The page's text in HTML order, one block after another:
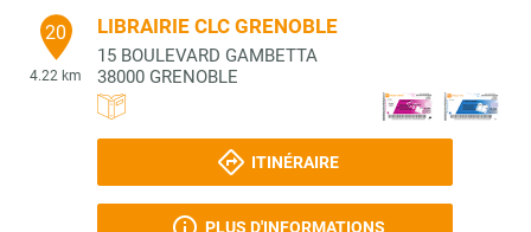
20
4.22 km
LIBRAIRIE CLC GRENOBLE
15 BOULEVARD GAMBETTA
38000 GRENOBLE
ITINÉRAIRE
PLUS D'INFORMATIONS